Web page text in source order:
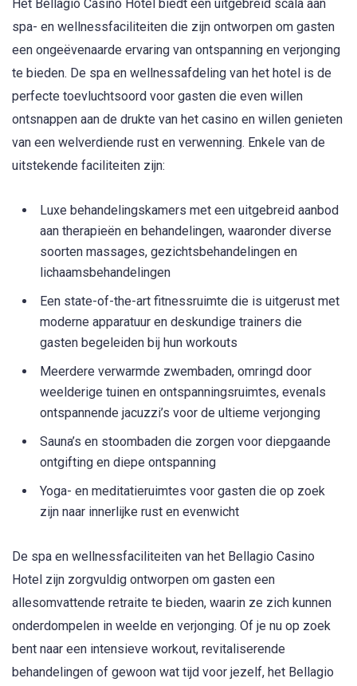
Het Bellagio Casino Hotel biedt een uitgebreid scala aan
spa- en wellnessfaciliteiten die zijn ontworpen om gasten
een ongeëvenaarde ervaring van ontspanning en verjonging
te bieden. De spa en wellnessafdeling van het hotel is de
perfecte toevluchtsoord voor gasten die even willen
ontsnappen aan de drukte van het casino en willen genieten
van een welverdiende rust en verwenning. Enkele van de
uitstekende faciliteiten zijn:
Luxe behandelingskamers met een uitgebreid aanbod
aan therapieën en behandelingen, waaronder diverse
soorten massages, gezichtsbehandelingen en
lichaamsbehandelingen
Een state-of-the-art fitnessruimte die is uitgerust met
moderne apparatuur en deskundige trainers die
gasten begeleiden bij hun workouts
Meerdere verwarmde zwembaden, omringd door
weelderige tuinen en ontspanningsruimtes, evenals
ontspannende jacuzzi’s voor de ultieme verjonging
Sauna’s en stoombaden die zorgen voor diepgaande
ontgifting en diepe ontspanning
Yoga- en meditatieruimtes voor gasten die op zoek
zijn naar innerlijke rust en evenwicht
De spa en wellnessfaciliteiten van het Bellagio Casino
Hotel zijn zorgvuldig ontworpen om gasten een
allesomvattende retraite te bieden, waarin ze zich kunnen
onderdompelen in weelde en verjonging. Of je nu op zoek
bent naar een intensieve workout, revitaliserende
behandelingen of gewoon wat tijd voor jezelf, het Bellagio